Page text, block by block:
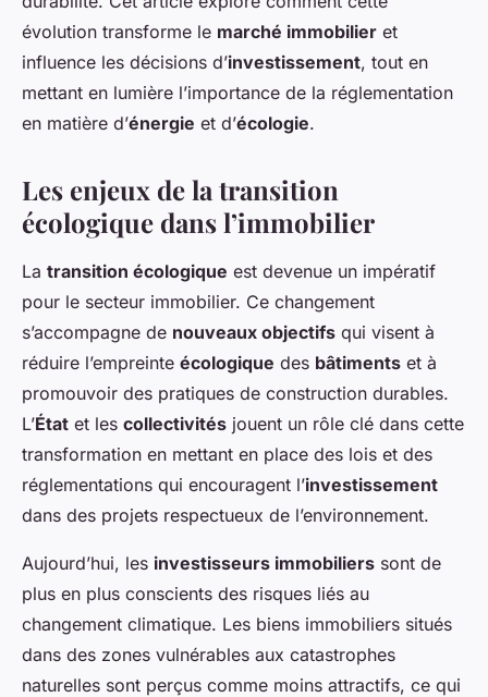
évolution transforme le marché immobilier et
influence les décisions d’investissement, tout en
mettant en lumière l’importance de la réglementation
en matière d’énergie et d’écologie.
Les enjeux de la transition
écologique dans l’immobilier
La transition écologique est devenue un impératif
pour le secteur immobilier. Ce changement
s’accompagne de nouveaux objectifs qui visent à
réduire l’empreinte écologique des bâtiments et à
promouvoir des pratiques de construction durables.
L’État et les collectivités jouent un rôle clé dans cette
transformation en mettant en place des lois et des
réglementations qui encouragent l’investissement
dans des projets respectueux de l’environnement.
Aujourd’hui, les investisseurs immobiliers sont de
plus en plus conscients des risques liés au
changement climatique. Les biens immobiliers situés
dans des zones vulnérables aux catastrophes
naturelles sont perçus comme moins attractifs, ce qui